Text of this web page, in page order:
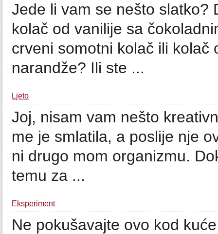
Jede li vam se nešto slatko?
kolač od vanilije sa
crveni somotni kolač ili kolač
narandže? Ili ste ...
Ljeto
Joj, nisam vam nešto
me je smlatila, a poslije nje
ni drugo mom organizmu.
temu za ...
Eksperiment
Ne pokušavajte ovo kod